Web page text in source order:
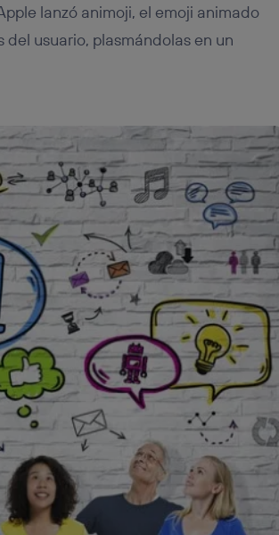
lanzó animoji, el emoji animado
usuario, plasmándolas en un